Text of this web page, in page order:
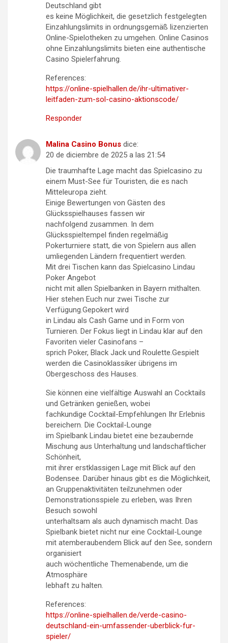
Deutschland gibt
es keine Möglichkeit, die gesetzlich festgelegten
Einzahlungslimits in ordnungsgemäß lizenzierten
Online-Spielotheken zu umgehen. Online Casinos
ohne Einzahlungslimits bieten eine authentische
Casino Spielerfahrung.
References:
https://online-spielhallen.de/ihr-ultimativer-
leitfaden-zum-sol-casino-aktionscode/
Responder
Malina Casino Bonus dice:
20 de diciembre de 2025 a las 21:54
Die traumhafte Lage macht das Spielcasino zu
einem Must-See für Touristen, die es nach
Mitteleuropa zieht.
Einige Bewertungen von Gästen des
Glücksspielhauses fassen wir
nachfolgend zusammen. In dem
Glücksspieltempel finden regelmäßig
Pokerturniere statt, die von Spielern aus allen
umliegenden Ländern frequentiert werden.
Mit drei Tischen kann das Spielcasino Lindau
Poker Angebot
nicht mit allen Spielbanken in Bayern mithalten.
Hier stehen Euch nur zwei Tische zur
Verfügung.Gepokert wird
in Lindau als Cash Game und in Form von
Turnieren. Der Fokus liegt in Lindau klar auf den
Favoriten vieler Casinofans –
sprich Poker, Black Jack und Roulette.Gespielt
werden die Casinoklassiker übrigens im
Obergeschoss des Hauses.
Sie können eine vielfältige Auswahl an Cocktails
und Getränken genießen, wobei
fachkundige Cocktail-Empfehlungen Ihr Erlebnis
bereichern. Die Cocktail-Lounge
im Spielbank Lindau bietet eine bezaubernde
Mischung aus Unterhaltung und landschaftlicher
Schönheit,
mit ihrer erstklassigen Lage mit Blick auf den
Bodensee. Darüber hinaus gibt es die Möglichkeit,
an Gruppenaktivitäten teilzunehmen oder
Demonstrationsspiele zu erleben, was Ihren
Besuch sowohl
unterhaltsam als auch dynamisch macht. Das
Spielbank bietet nicht nur eine Cocktail-Lounge
mit atemberaubendem Blick auf den See, sondern
organisiert
auch wöchentliche Themenabende, um die
Atmosphäre
lebhaft zu halten.
References:
https://online-spielhallen.de/verde-casino-
deutschland-ein-umfassender-uberblick-fur-
spieler/